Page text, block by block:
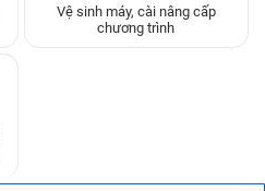
Vệ sinh máy, cài nâng cấp
chương trình